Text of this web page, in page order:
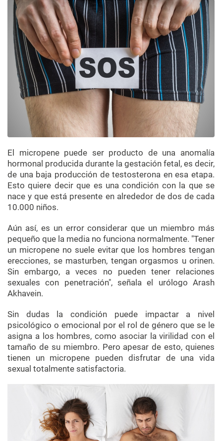
El micropene puede ser producto de una anomalía
hormonal producida durante la gestación fetal, es decir,
de una baja producción de testosterona en esa etapa.
Esto quiere decir que es una condición con la que se
nace y que está presente en alrededor de dos de cada
10.000 niños.
Aún así, es un error considerar que un miembro más
pequeño que la media no funciona normalmente. "Tener
un micropene no suele evitar que los hombres tengan
erecciones, se masturben, tengan orgasmos u orinen.
Sin embargo, a veces no pueden tener relaciones
sexuales con penetración", señala el urólogo Arash
Akhavein.
Sin dudas la condición puede impactar a nivel
psicológico o emocional por el rol de género que se le
asigna a los hombres, como asociar la virilidad con el
tamaño de su miembro. Pero apesar de esto, quienes
tienen un micropene pueden disfrutar de una vida
sexual totalmente satisfactoria.